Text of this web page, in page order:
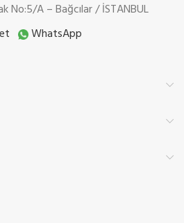
No:5/A – Bağcılar / İSTANBUL
WhatsApp